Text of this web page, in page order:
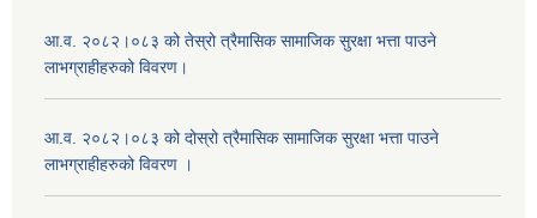
आ.व. २०८२।०८३ को तेस्रो त्रैमासिक सामाजिक सुरक्षा भत्ता पाउने
लाभग्राहीहरुको विवरण।
आ.व. २०८२।०८३ को दोस्रो त्रैमासिक सामाजिक सुरक्षा भत्ता पाउने
लाभग्राहीहरुको विवरण ।